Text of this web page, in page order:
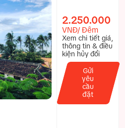
2.250.000
VNĐ/ Đêm
Xem chi tiết giá,
thông tin & điều
kiện hủy đổi
Gửi
yêu
cầu
đặt